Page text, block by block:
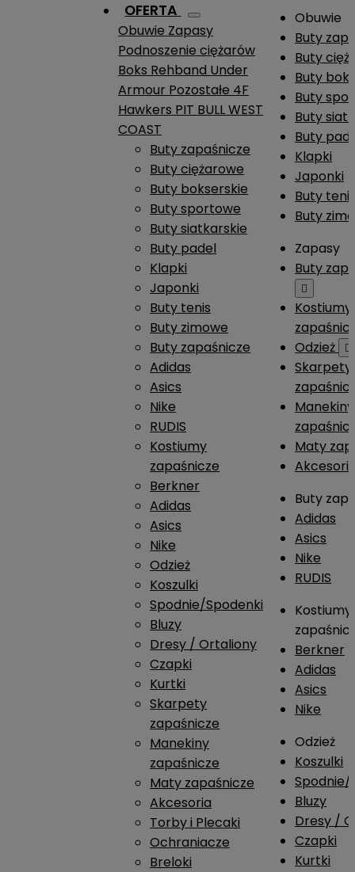
OFERTA
Obuwie Zapasy
Podnoszenie ciężarów
Boks Rehband Under
Armour Pozostałe 4F
Hawkers PIT BULL WEST
COAST
Buty zapaśnicze
Buty ciężarowe
Buty bokserskie
Buty sportowe
Buty siatkarskie
Buty padel
Klapki
Japonki
Buty tenis
Buty zimowe
Buty zapaśnicze
Adidas
Asics
Nike
RUDIS
Kostiumy
zapaśnicze
Berkner
Adidas
Asics
Nike
Odzież
Koszulki
Spodnie/Spodenki
Bluzy
Dresy / Ortaliony
Czapki
Kurtki
Skarpety
zapaśnicze
Manekiny
zapaśnicze
Maty zapaśnicze
Akcesoria
Torby i Plecaki
Ochraniacze
Breloki
Obuwie
Buty
Buty
Buty
Buty
Buty
Buty
Klapki
Japonki
Buty
Buty
Zapasy
Buty

Kostiumy
Odzież

Skarpety
Manekiny
Maty
Buty
Adidas
Asics
Nike
RUDIS
Kostiumy
Berkner
Adidas
Asics
Nike
Odzież
Koszulki
Spodnie/
Bluzy
Dresy /
Czapki
Kurtki